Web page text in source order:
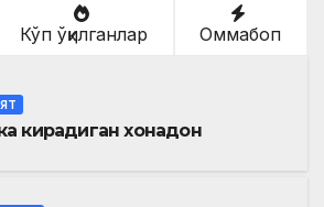
Кўп ўқилганлар Оммабоп
кирадиган хонадон